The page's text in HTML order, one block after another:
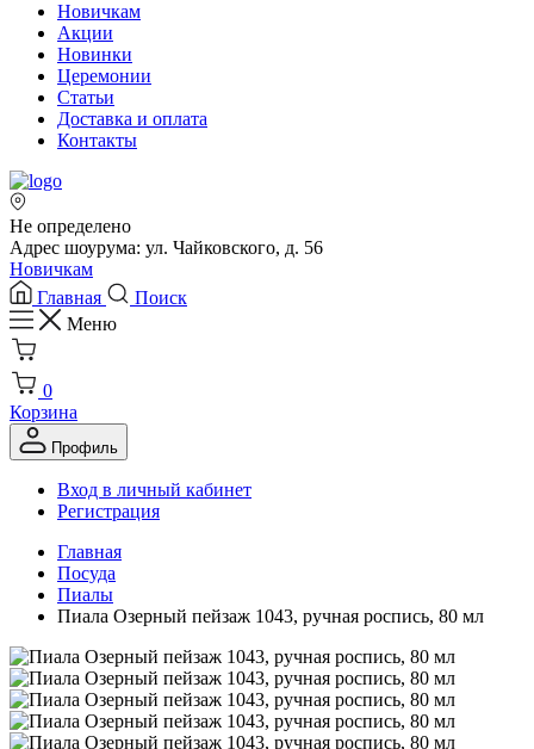
Новичкам
Акции
Новинки
Церемонии
Статьи
Доставка и оплата
Контакты
Не определено
Адрес шоурума: ул. Чайковского, д. 56
Новичкам
Главная
Поиск
Меню
0
Корзина
Профиль
Вход в личный кабинет
Регистрация
Главная
Посуда
Пиалы
Пиала Озерный пейзаж 1043, ручная роспись, 80 мл